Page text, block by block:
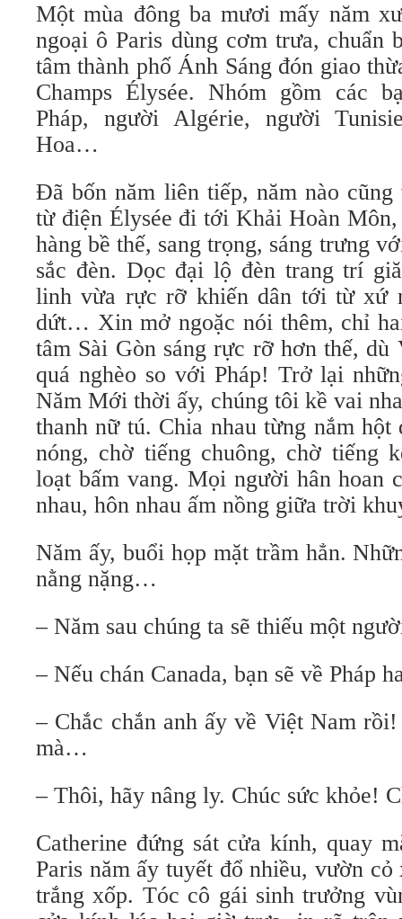
Một mùa đông ba mươi mấy năm
ngoại ô Paris dùng cơm trưa, chuẩn
tâm thành phố Ánh Sáng đón giao
Champs Élysée. Nhóm gồm các
Pháp, người Algérie, người
Hoa…
Đã bốn năm liên tiếp, năm nào cũng
từ điện Élysée đi tới Khải Hoàn Môn,
hàng bề thế, sang trọng, sáng trưng
sắc đèn. Dọc đại lộ đèn trang trí
linh vừa rực rỡ khiến dân tới từ xứ
dứt… Xin mở ngoặc nói thêm, chỉ
tâm Sài Gòn sáng rực rỡ hơn thế,
quá nghèo so với Pháp! Trở lại
Năm Mới thời ấy, chúng tôi kề vai
thanh nữ tú. Chia nhau từng nắm
nóng, chờ tiếng chuông, chờ tiếng
loạt bấm vang. Mọi người hân hoan
nhau, hôn nhau ấm nồng giữa trời
Năm ấy, buổi họp mặt trầm hẳn.
nằng nặng…
– Năm sau chúng ta sẽ thiếu một
– Nếu chán Canada, bạn sẽ về Pháp
– Chắc chắn anh ấy về Việt Nam
mà…
– Thôi, hãy nâng ly. Chúc sức khỏe!
Catherine đứng sát cửa kính, quay
Paris năm ấy tuyết đổ nhiều, vườn cỏ
trắng xốp. Tóc cô gái sinh trưởng